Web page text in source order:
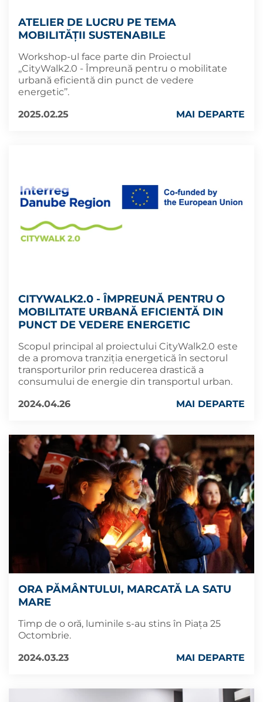
ATELIER DE LUCRU PE TEMA
MOBILITĂȚII SUSTENABILE
Workshop-ul face parte din Proiectul
,,CityWalk2.0 - Împreună pentru o mobilitate
urbană eficientă din punct de vedere
energetic’’.
2025.02.25
MAI DEPARTE
CITYWALK2.0 - ÎMPREUNĂ PENTRU O
MOBILITATE URBANĂ EFICIENTĂ DIN
PUNCT DE VEDERE ENERGETIC
Scopul principal al proiectului CityWalk2.0 este
de a promova tranziția energetică în sectorul
transporturilor prin reducerea drastică a
consumului de energie din transportul urban.
2024.04.26
MAI DEPARTE
ORA PĂMÂNTULUI, MARCATĂ LA SATU
MARE
Timp de o oră, luminile s-au stins în Piața 25
Octombrie.
2024.03.23
MAI DEPARTE